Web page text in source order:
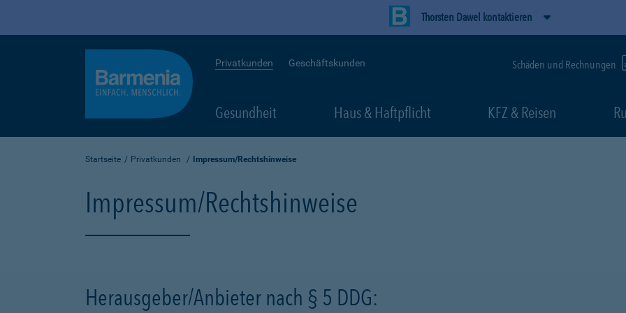
Thorsten Dawel kontaktieren
Privatkunden Geschäftskunden Schäden und Rechnungen
Gesundheit Haus & Haftpflicht KFZ & Reisen
Startseite Privatkunden Impressum/Rechtshinweise
Impressum/Rechtshinweise
Herausgeber/Anbieter nach § 5 DDG: